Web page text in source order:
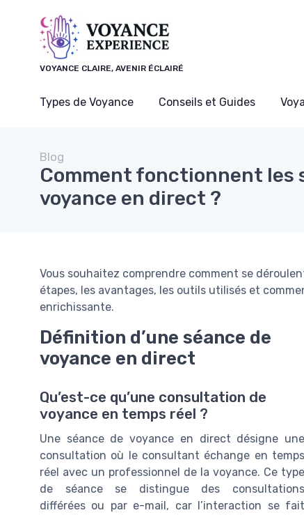
VOYANCE CLAIRE, AVENIR ÉCLAIRÉ
Types de Voyance Conseils et Guides
Blog
Comment fonctionnent les
voyance en direct ?
Vous souhaitez comprendre comment se
étapes, les avantages, les outils utilisés et
enrichissante.
Définition d’une séance de
voyance en direct
Qu’est-ce qu’une consultation de
voyance en temps réel ?
Une séance de voyance en direct désigne une
consultation où le consultant échange en temps
réel avec un professionnel de la voyance. Ce type
de séance se distingue des consultations
différées ou par e-mail, car l’interaction se fait